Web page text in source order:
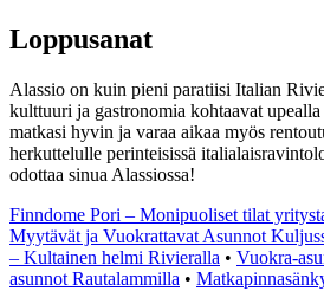
Loppusanat
Alassio on kuin pieni paratiisi Italian
kulttuuri ja gastronomia kohtaavat
matkasi hyvin ja varaa aikaa myös
herkuttelulle perinteisissä
odottaa sinua Alassiossa!
Finndome Pori – Monipuoliset tilat
Myytävät ja Vuokrattavat Asunnot
– Kultainen helmi Rivieralla • Vuokra-
asunnot Rautalammilla •